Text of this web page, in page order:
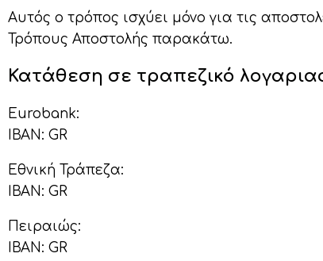
Αυτός ο τρόπος ισχύει μόνο για τις
Τρόπους Αποστολής παρακάτω.
Κατάθεση σε τραπεζικό
Εurobank:
ΙΒΑΝ: GR
Εθνική Τράπεζα:
ΙΒΑΝ: GR
Πειραιώς:
ΙΒΑΝ: GR